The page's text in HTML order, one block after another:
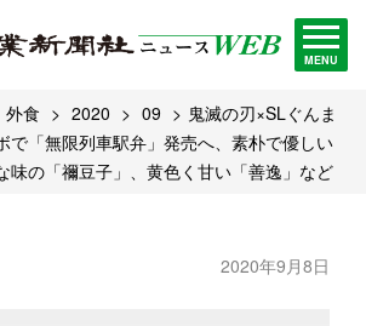
MENU
外食 2020 09
鬼滅の刃×SLぐんま
で「無限列車駅弁」発売へ、素朴で優しい
味の「禰豆子」、黄色く甘い「善逸」など
2020年9月8日